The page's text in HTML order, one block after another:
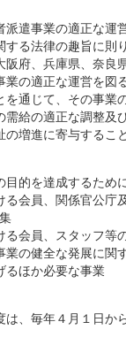
遣事業の適正な運
する法律の趣旨に則
阪府、兵庫県、奈良
業の適正な運営を図
通じて、その事業
需給の適正な調整及
増進に寄与するこ
的を達成するため
る会員、関係官公庁
る会員、スタッフ等
業の健全な発展に関
るほか必要な事業
、毎年４月１日か